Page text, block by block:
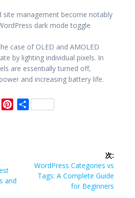
site management become notably
dark mode toggle
case of OLED and AMOLED
by lighting individual pixels. In
are essentially turned off,
and increasing battery life.
H
e
s
共
and
次:
次
の
WordPress Categories vs
Tags: A Complete Guide
for Beginners